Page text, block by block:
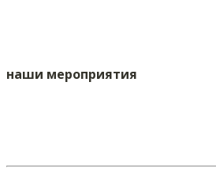
наши мероприятия